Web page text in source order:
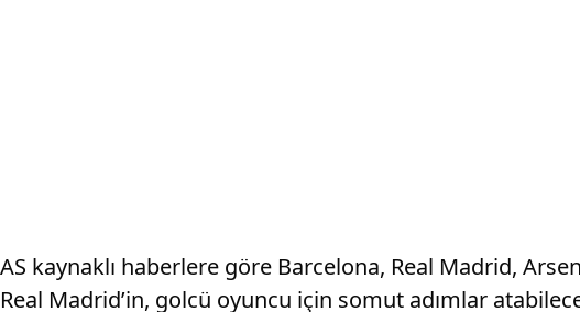
AS kaynaklı haberlere göre Barcelona, Real Madrid,
Real Madrid’in, golcü oyuncu için somut adımlar